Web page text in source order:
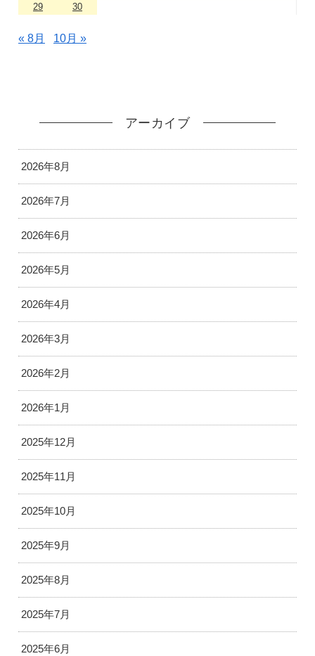
29
30
« 8月 10月 »
アーカイブ
2026年8月
2026年7月
2026年6月
2026年5月
2026年4月
2026年3月
2026年2月
2026年1月
2025年12月
2025年11月
2025年10月
2025年9月
2025年8月
2025年7月
2025年6月